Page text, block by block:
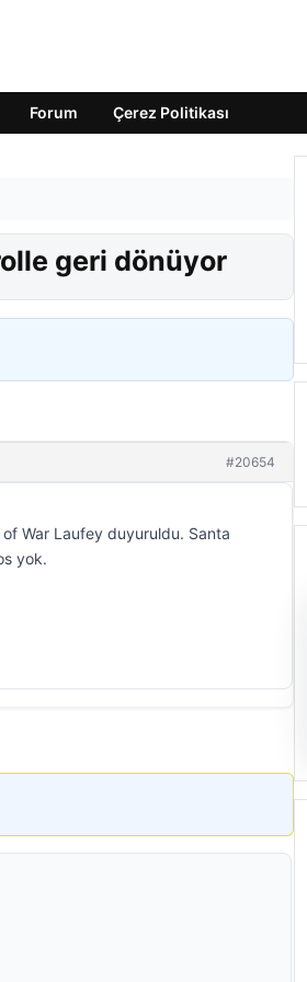
Forum Çerez Politikası
geri dönüyor
#20654
War Laufey duyuruldu. Santa
yok.